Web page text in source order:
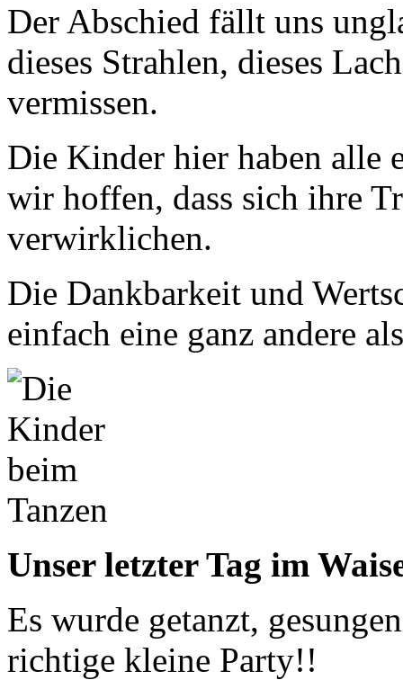
Der Abschied fällt uns
dieses Strahlen, dieses
vermissen.
Die Kinder hier haben alle
wir hoffen, dass sich ihre
verwirklichen.
Die Dankbarkeit und
einfach eine ganz andere
Unser letzter Tag im
Es wurde getanzt,
richtige kleine Party!!